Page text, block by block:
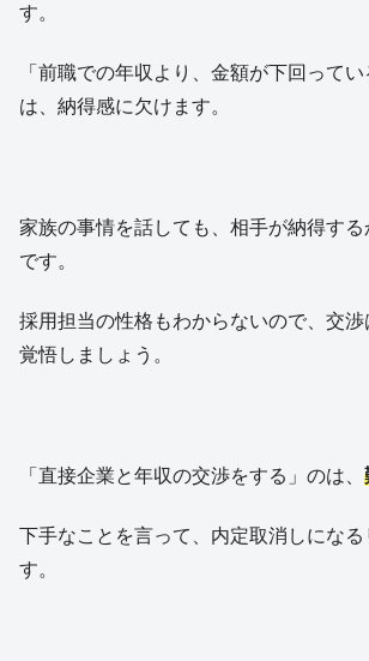
す。
「前職での年収より、金額が下回って
は、納得感に欠けます。
家族の事情を話しても、相手が納得す
です。
採用担当の性格もわからないので、交
覚悟しましょう。
「直接企業と年収の交渉をする」のは、
下手なことを言って、内定取消しになる
す。